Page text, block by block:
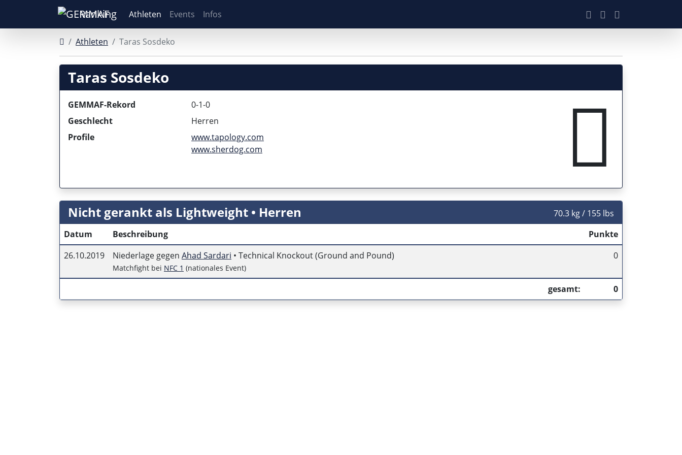
Ranking Athleten Events Infos
Athleten Taras Sosdeko
Taras Sosdeko
GEMMAF-Rekord
0-1-0
Geschlecht
Herren
Profile
www.tapology.com
www.sherdog.com
Nicht gerankt als Lightweight • Herren
70.3 kg / 155 lbs
Datum
Beschreibung
Punkte
26.10.2019
Niederlage gegen Ahad Sardari • Technical Knockout (Ground and Pound)
Matchfight bei NFC 1 (nationales Event)
0
gesamt: 0